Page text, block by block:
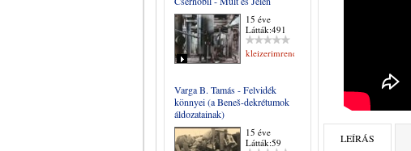
15 éve
Látták:491
kleizerimrene
Varga B. Tamás - Felvidék
könnyei (a Beneš-dekrétumok
áldozatainak)
15 éve
Látták:59
LEÍRÁS